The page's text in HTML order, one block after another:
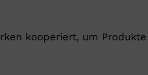
kooperiert, um